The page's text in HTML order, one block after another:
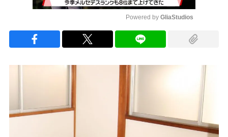
Powered by GliaStudios